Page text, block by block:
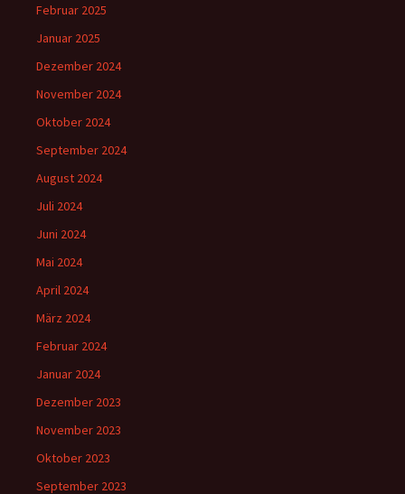
Februar 2025
Januar 2025
Dezember 2024
November 2024
Oktober 2024
September 2024
August 2024
Juli 2024
Juni 2024
Mai 2024
April 2024
März 2024
Februar 2024
Januar 2024
Dezember 2023
November 2023
Oktober 2023
September 2023